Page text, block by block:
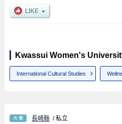
Kwassui Women's
International Cultural Studies
長崎縣 / 私立